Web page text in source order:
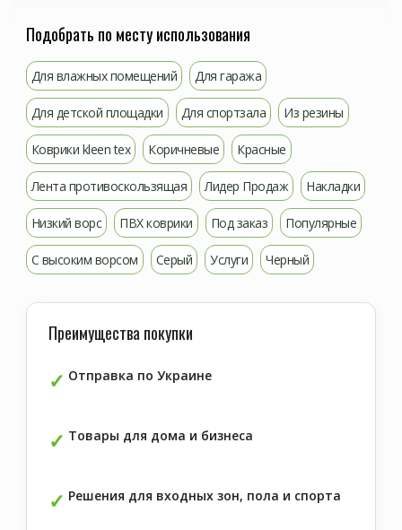
Подобрать по месту использования
Для влажных помещений Для гаража
Для детской площадки Для спортзала Из резины
Коврики kleen tex Коричневые Красные
Лента противоскользящая Лидер Продаж Накладки
Низкий ворс ПВХ коврики Под заказ Популярные
С высоким ворсом Серый Услуги Черный
Преимущества покупки
Отправка по Украине
Товары для дома и бизнеса
Решения для входных зон, пола и спорта